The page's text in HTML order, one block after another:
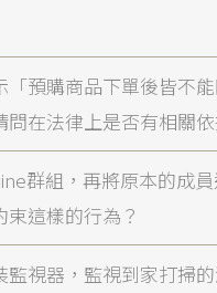
「預購商品下單後皆不
在法律上是否有相關依
群組，再將原本的成
這樣的行為？
監視器，監視到家打掃